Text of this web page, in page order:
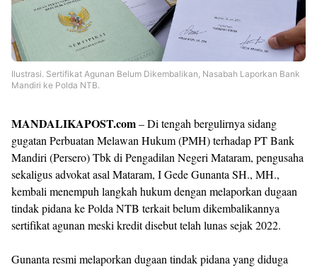
Ilustrasi. ‎Sertifikat Agunan Belum Dikembalikan, Nasabah Laporkan Bank
Mandiri ke Polda NTB.
‎MANDALIKAPOST.com– Di tengah bergulirnya sidang
gugatan Perbuatan Melawan Hukum (PMH) terhadap PT Bank
Mandiri (Persero) Tbk di Pengadilan Negeri Mataram, pengusaha
sekaligus advokat asal Mataram, I Gede Gunanta SH., MH.,
kembali menempuh langkah hukum dengan melaporkan dugaan
tindak pidana ke Polda NTB terkait belum dikembalikannya
sertifikat agunan meski kredit disebut telah lunas sejak 2022.
‎Gunanta resmi melaporkan dugaan tindak pidana yang diduga